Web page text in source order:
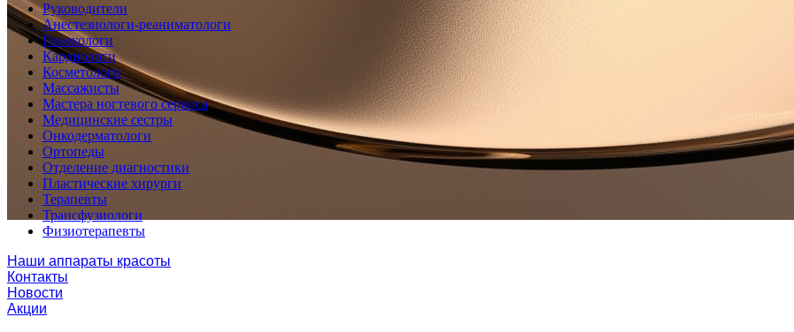
Руководители
Анестезиологи-реаниматологи
Гинекологи
Кардиологи
Косметологи
Массажисты
Мастера ногтевого сервиса
Медицинские сестры
Онкодерматологи
Ортопеды
Отделение диагностики
Пластические хирурги
Терапевты
Трансфузиологи
Физиотерапевты
Наши аппараты красоты
Контакты
Новости
Акции